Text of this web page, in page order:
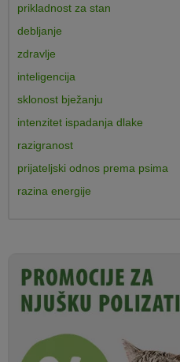
prikladnost za stan
debljanje
zdravlje
inteligencija
sklonost bježanju
intenzitet ispadanja dlake
razigranost
prijateljski odnos prema psima
razina energije